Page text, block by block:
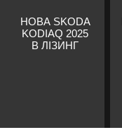
НОВА SKODA
KODIAQ 2025
В ЛІЗИНГ